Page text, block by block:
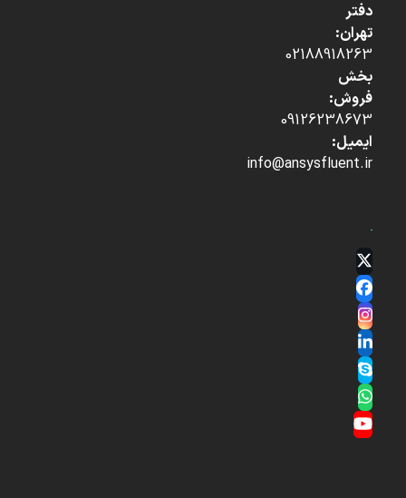
دفتر
تهران:
02188918263
بخش
فروش:
09126238673
ایمیل:
info@ansysfluent.ir
Twitter
(deprecated)
Facebook
Instagram
LinkedIn
Skype
Whatsapp
YouTube